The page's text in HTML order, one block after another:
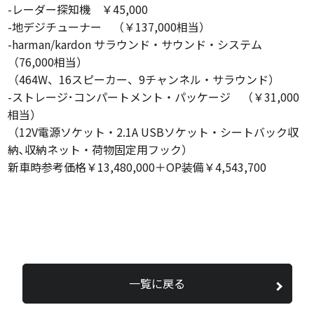
-レーダー探知機 ￥45,000
-地デジチューナー （￥137,000相当）
-harman/kardon サラウンド・サウンド・システム
（76,000相当）
（464W、16スピーカー、9チャンネル・サラウンド）
-ストレージ･コンパートメント・パッケージ （￥31,000
相当）
（12V電源ソケット・2.1A USBソケット・シートバック収
納､収納ネット・荷物固定用フック）
新車時参考価格￥13,480,000＋OP装備￥4,543,700
一覧に戻る